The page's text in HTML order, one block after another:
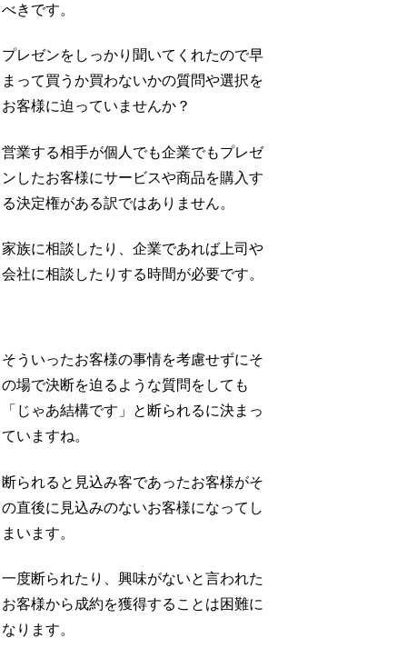
べきです。
プレゼンをしっかり聞いてくれたので早
まって買うか買わないかの質問や選択を
お客様に迫っていませんか？
営業する相手が個人でも企業でもプレゼ
ンしたお客様にサービスや商品を購入す
る決定権がある訳ではありません。
家族に相談したり、企業であれば上司や
会社に相談したりする時間が必要です。
そういったお客様の事情を考慮せずにそ
の場で決断を迫るような質問をしても
「じゃあ結構です」と断られるに決まっ
ていますね。
断られると見込み客であったお客様がそ
の直後に見込みのないお客様になってし
まいます。
一度断られたり、興味がないと言われた
お客様から成約を獲得することは困難に
なります。